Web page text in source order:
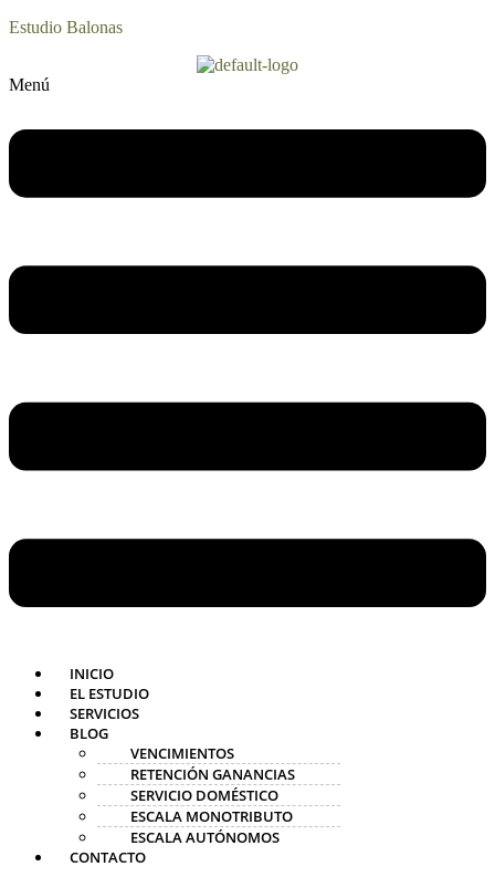
Estudio Balonas
Menú
INICIO
EL ESTUDIO
SERVICIOS
BLOG
VENCIMIENTOS
RETENCIÓN GANANCIAS
SERVICIO DOMÉSTICO
ESCALA MONOTRIBUTO
ESCALA AUTÓNOMOS
CONTACTO